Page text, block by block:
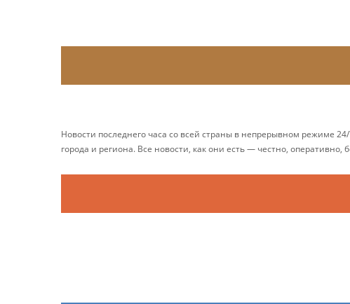
Новости последнего часа со всей страны в непрерывном режиме
города и региона. Все новости, как они есть — честно, оперативно,